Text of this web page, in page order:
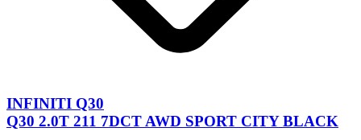
INFINITI Q30
Q30 2.0T 211 7DCT AWD SPORT CITY BLACK